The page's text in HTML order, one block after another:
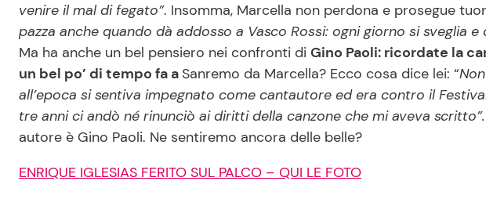
venire il mal di fegato”. Insomma, Marcella non perdona e prosegue
pazza anche quando dà addosso a Vasco Rossi: ogni giorno si sveglia
Ma ha anche un bel pensiero nei confronti di Gino Paoli: ricordate la
un bel po’ di tempo fa a Sanremo da Marcella? Ecco cosa dice lei: “
all’epoca si sentiva impegnato come cantautore ed era contro il
tre anni ci andò né rinunciò ai diritti della canzone che mi aveva scritto”.
autore è Gino Paoli. Ne sentiremo ancora delle belle?
ENRIQUE IGLESIAS FERITO SUL PALCO – QUI LE FOTO